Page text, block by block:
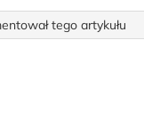
tego artykułu